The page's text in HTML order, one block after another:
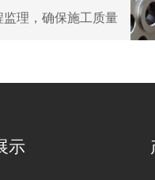
监理，确保施工质量
示